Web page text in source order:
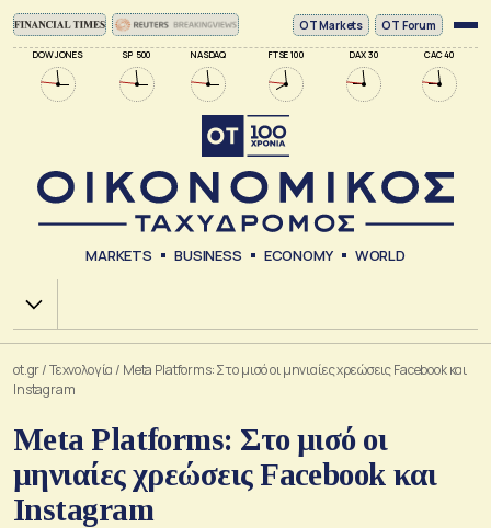
DOW JONES SP 500 NASDAQ FTSE 100 DAX 30 CAC 40
ΟΤ Markets OT Forum
MARKETS BUSINESS ECONOMY WORLD
Χ.Α.
ot.gr/Τεχνολογία / Meta Platforms: Στο μισό οι μηνιαίες χρεώσεις Facebook και
Instagram
Meta Platforms: Στο μισό οι
μηνιαίες χρεώσεις Facebook και
Instagram